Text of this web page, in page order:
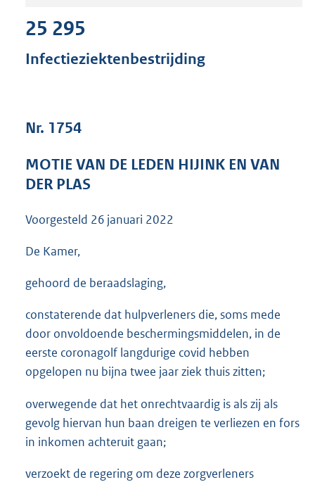
s
e
25 295
Infectieziektenbestrijding
Nr. 1754
MOTIE VAN DE LEDEN HIJINK EN VAN
DER PLAS
Voorgesteld 26 januari 2022
De Kamer,
gehoord de beraadslaging,
constaterende dat hulpverleners die, soms mede
door onvoldoende beschermingsmiddelen, in de
eerste coronagolf langdurige covid hebben
opgelopen nu bijna twee jaar ziek thuis zitten;
overwegende dat het onrechtvaardig is als zij als
gevolg hiervan hun baan dreigen te verliezen en fors
in inkomen achteruit gaan;
verzoekt de regering om deze zorgverleners